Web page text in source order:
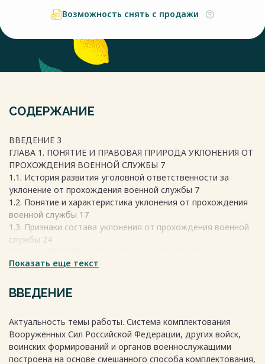
Возможность снять с продажи
СОДЕРЖАНИЕ
ВВЕДЕНИЕ 3
ГЛАВА 1. ПОНЯТИЕ И ПРАВОВАЯ ПРИРОДА УКЛОНЕНИЯ ОТ
ПРОХОЖДЕНИЯ ВОЕННОЙ СЛУЖБЫ 7
1.1. История развития уголовной ответственности за
уклонение от прохождения военной службы 7
1.2. Понятие и характеристика уклонения от прохождения
военной службы 17
1.3. Признаки состава уклонения от прохождения военной
службы 24
ОТДЕЛЬНЫХ ВИДОВ ПРЕСТУПЛЕНИЙ УКЛОНЕНИЯ ОТ
2.1. Проблемы квалификации уклонения от призыва на
военную службу 28
военнослужащих, проходящих срочную военную службу и
службу по контракту 35
2.3 Проблемы квалификации дезертирства 41
Показать еще текст
ВВЕДЕНИЕ
Актуальность темы работы. Система комплектования
Вооруженных Сил Российской Федерации, других войск,
воинских формирований и органов военнослужащими
построена на основе смешанного способа комплектования,